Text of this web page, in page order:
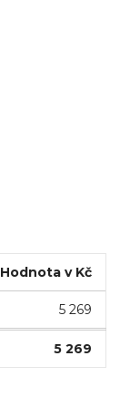
Hodnota v Kč
5 269
5 269